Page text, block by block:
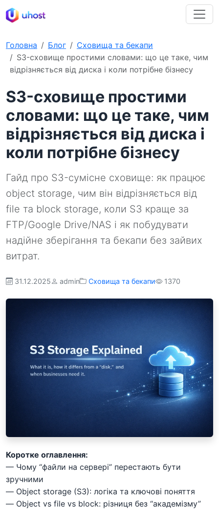
Головна Блог
Сховища та бекапи
S3-сховище простими словами: що це таке, чим
відрізняється від диска і коли потрібне бізнесу
S3-сховище простими
словами: що це таке, чим
відрізняється від диска і
коли потрібне бізнесу
Гайд про S3-сумісне сховище: як працює
object storage, чим він відрізняється від
file та block storage, коли S3 краще за
FTP/Google Drive/NAS і як побудувати
надійне зберігання та бекапи без зайвих
витрат.
31.12.2025 admin Сховища та бекапи 1370
Коротке оглавлення:
— Чому “файли на сервері” перестають бути
зручними
— Object storage (S3): логіка та ключові поняття
— Object vs file vs block: різниця без “академізму”